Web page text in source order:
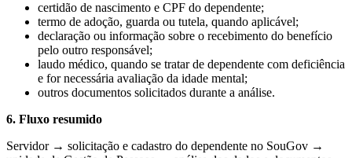
certidão de nascimento e CPF do dependente;
termo de adoção, guarda ou tutela, quando aplicável;
declaração ou informação sobre o recebimento do benefício
pelo outro responsável;
laudo médico, quando se tratar de dependente com deficiência
e for necessária avaliação da idade mental;
outros documentos solicitados durante a análise.
6. Fluxo resumido
Servidor → solicitação e cadastro do dependente no SouGov →